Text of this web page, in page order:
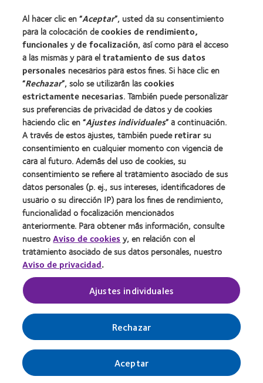
Usuario experimentado
Blog
Sobre nosotros
Carreras
Noticias
Contacto
Legal
Política de privacidad
Aviso Legal
Aviso de cookies
Condiciones del servicio
Public Country by Country Reporting
Buscar un centro
Gestionar preferencias de cookies
© 2026 Parte deCooperCompanies
Al hacer clic en “Aceptar”, usted da su consentimiento
para la colocación decookies de rendimiento,
funcionalesyde focalización, así como para el acceso
a las mismas y para eltratamiento de sus datos
personales necesarios para estos fines. Si hace clic en
“Rechazar”, solo se utilizarán lascookies
estrictamente necesarias. También puede personalizar
sus preferencias de privacidad de datos y de cookies
haciendo clic en “Ajustes individuales” a continuación.
A través de estos ajustes, también puederetirarsu
consentimiento en cualquier momento con vigencia de
cara al futuro. Además del uso de cookies, su
consentimiento se refiere al tratamiento asociado de sus
datos personales (p. ej., sus intereses, identificadores de
usuario o su dirección IP) para los fines de rendimiento,
funcionalidad o focalización mencionados
anteriormente. Para obtener más información, consulte
nuestroAviso de cookiesy, en relación con el
tratamiento asociado de sus datos personales, nuestro
Aviso de privacidad.
Ajustes individuales
Rechazar
Aceptar